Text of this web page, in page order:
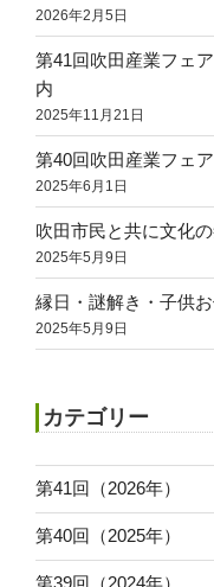
2026年2月5日
第41回吹田産業フェ
内
2025年11月21日
第40回吹田産業フェ
2025年6月1日
吹田市民と共に文化
2025年5月9日
縁日・謎解き・子供
2025年5月9日
カテゴリー
第41回（2026年）
第40回（2025年）